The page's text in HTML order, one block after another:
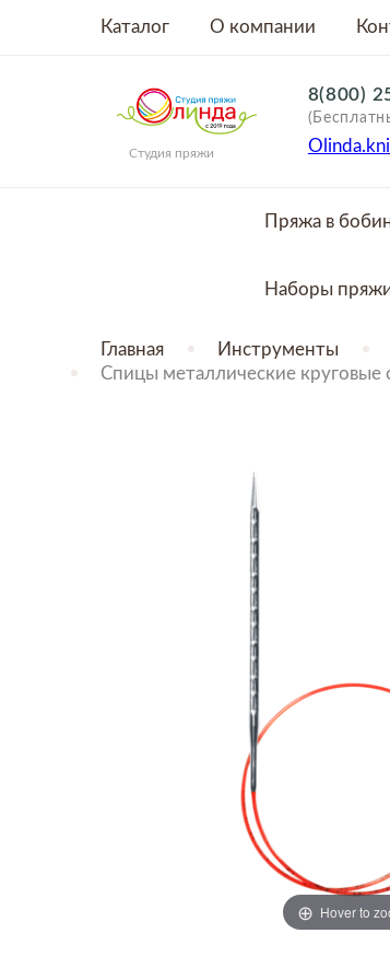
Каталог О компании
Студия пряжи
8(800)
Пряжа в
Наборы
Главная Инструменты
Спицы металлические
ТОВАР ОТСУТСТВУЕТ
Hover to